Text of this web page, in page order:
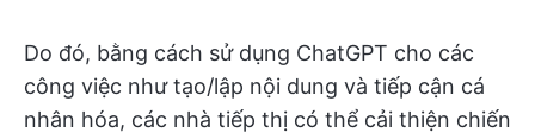
Do đó, bằng cách sử dụng ChatGPT cho các
công việc như tạo/lập nội dung và tiếp cận cá
nhân hóa, các nhà tiếp thị có thể cải thiện chiến